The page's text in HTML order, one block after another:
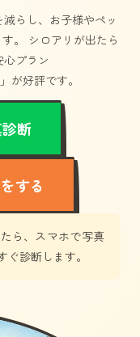
らし、お子様やペッ
。 シロアリが出たら
プラン
が好評です。
断
する
ら、スマホで写真
診断します。